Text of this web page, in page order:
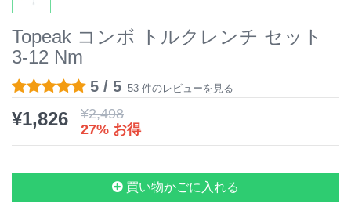
Topeak コンボ トルクレンチ セット
3-12 Nm
5 / 5- 53 件のレビューを見る
¥1,826 ¥2,498
27% お得
買い物かごに入れる